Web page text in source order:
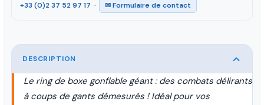
+33 (0)2 37 52 97 17 · ✉ Formulaire de contact
DESCRIPTION
Le ring de boxe gonflable géant : des combats délirants
à coups de gants démesurés ! Idéal pour vos